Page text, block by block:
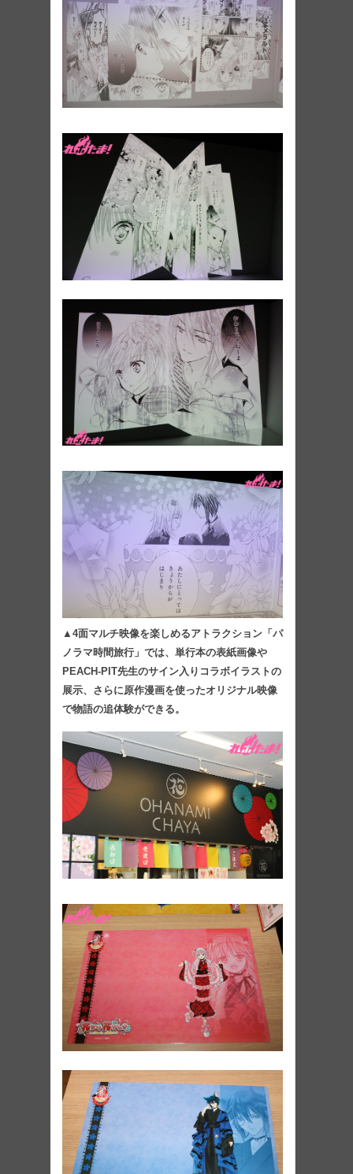
▲4面マルチ映像を楽しめるアトラクション「パ
ノラマ時間旅行」では、単行本の表紙画像や
PEACH-PIT先生のサイン入りコラボイラストの
展示、さらに原作漫画を使ったオリジナル映像
で物語の追体験ができる。